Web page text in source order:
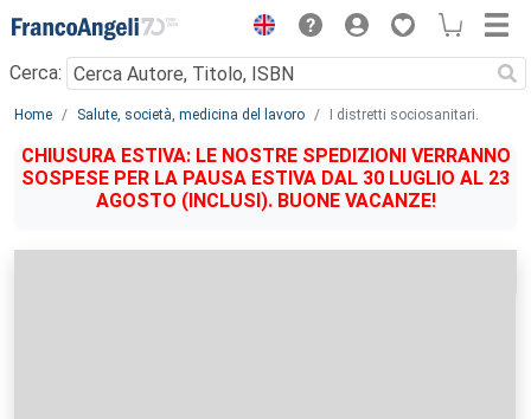
Menu
Cerca:
Main content
Home Salute, società, medicina del lavoro I distretti sociosanitari.
CHIUSURA ESTIVA: LE NOSTRE SPEDIZIONI VERRANNO
SOSPESE PER LA PAUSA ESTIVA DAL 30 LUGLIO AL 23
AGOSTO (INCLUSI). BUONE VACANZE!